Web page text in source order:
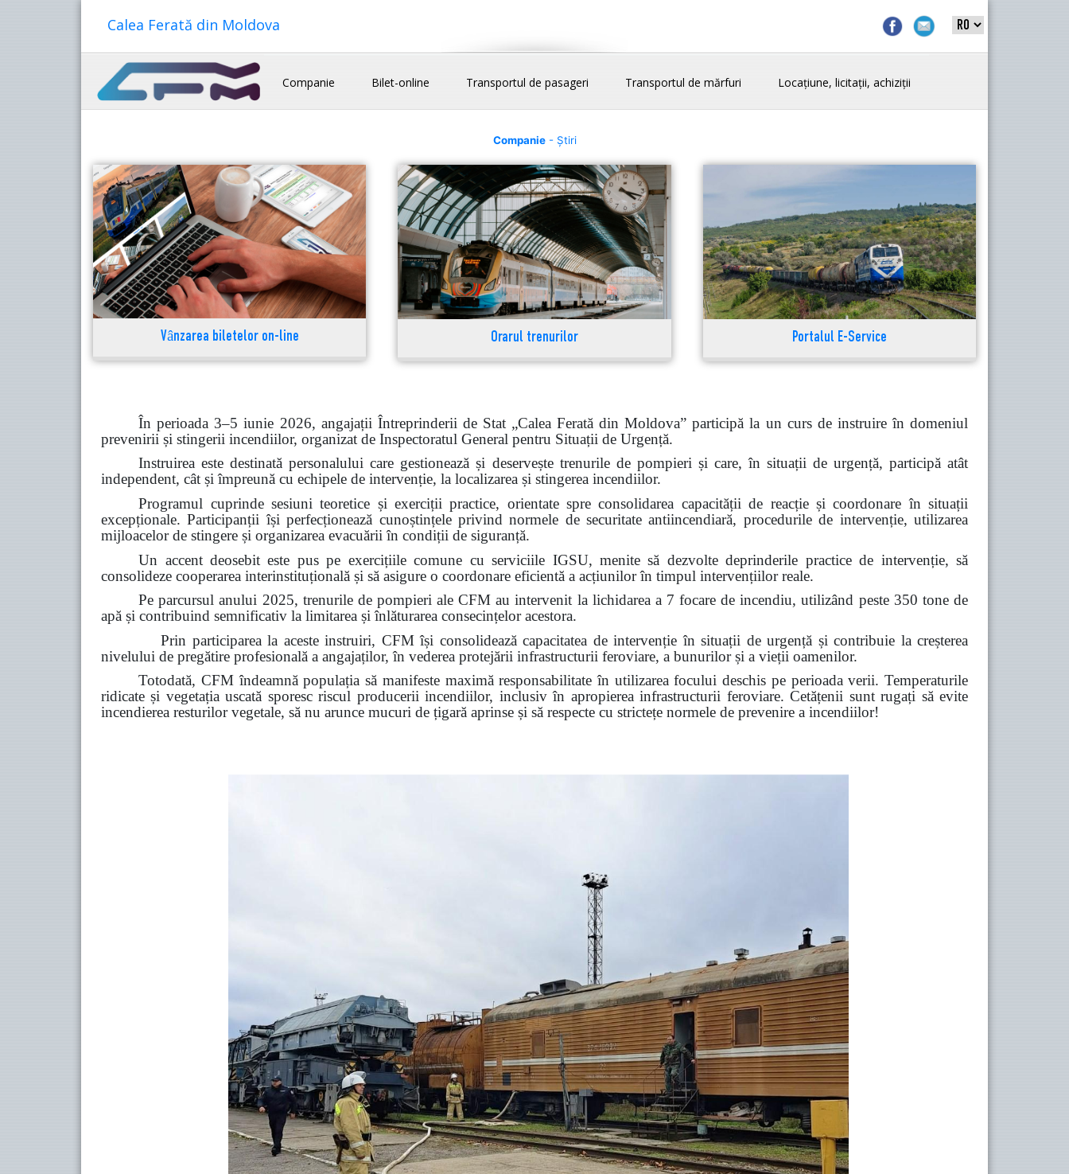
Calea Ferată din Moldova
Companie Bilet-online Transportul de pasageri Transportul de mărfuri Locațiune, licitații, achiziții
Companie- Știri
Vânzarea biletelor on-line Orarul trenurilor Portalul E-Service
În perioada 3–5 iunie 2026, angajații Întreprinderii de Stat „Calea Ferată din Moldova” participă la un curs de instruire în domeniul
prevenirii și stingerii incendiilor, organizat de Inspectoratul General pentru Situații de Urgență.
Instruirea este destinată personalului care gestionează și deservește trenurile de pompieri și care, în situații de urgență, participă atât
independent, cât și împreună cu echipele de intervenție, la localizarea și stingerea incendiilor.
Programul cuprinde sesiuni teoretice și exerciții practice, orientate spre consolidarea capacității de reacție și coordonare în situații
excepționale. Participanții își perfecționează cunoștințele privind normele de securitate antiincendiară, procedurile de intervenție, utilizarea
mijloacelor de stingere și organizarea evacuării în condiții de siguranță.
Un accent deosebit este pus pe exercițiile comune cu serviciile IGSU, menite să dezvolte deprinderile practice de intervenție, să
consolideze cooperarea interinstituțională și să asigure o coordonare eficientă a acțiunilor în timpul intervențiilor reale.
Pe parcursul anului 2025, trenurile de pompieri ale CFM au intervenit la lichidarea a 7 focare de incendiu, utilizând peste 350 tone de
apă și contribuind semnificativ la limitarea și înlăturarea consecințelor acestora.
Prin participarea la aceste instruiri, CFM își consolidează capacitatea de intervenție în situații de urgență și contribuie la creșterea
nivelului de pregătire profesională a angajaților, în vederea protejării infrastructurii feroviare, a bunurilor și a vieții oamenilor.
Totodată, CFM îndeamnă populația să manifeste maximă responsabilitate în utilizarea focului deschis pe perioada verii. Temperaturile
ridicate și vegetația uscată sporesc riscul producerii incendiilor, inclusiv în apropierea infrastructurii feroviare. Cetățenii sunt rugați să evite
incendierea resturilor vegetale, să nu arunce mucuri de țigară aprinse și să respecte cu strictețe normele de prevenire a incendiilor!